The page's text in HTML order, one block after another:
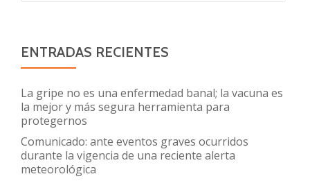
ENTRADAS RECIENTES
La gripe no es una enfermedad banal; la vacuna es
la mejor y más segura herramienta para
protegernos
Comunicado: ante eventos graves ocurridos
durante la vigencia de una reciente alerta
meteorológica